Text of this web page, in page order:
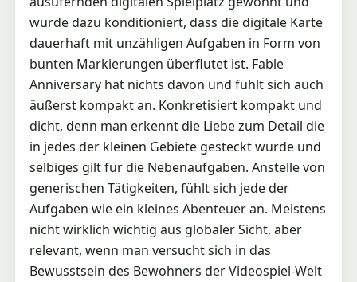
wurde dazu konditioniert, dass die digitale Karte
dauerhaft mit unzähligen Aufgaben in Form von
bunten Markierungen überflutet ist. Fable
Anniversary hat nichts davon und fühlt sich auch
äußerst kompakt an. Konkretisiert kompakt und
dicht, denn man erkennt die Liebe zum Detail die
in jedes der kleinen Gebiete gesteckt wurde und
selbiges gilt für die Nebenaufgaben. Anstelle von
generischen Tätigkeiten, fühlt sich jede der
Aufgaben wie ein kleines Abenteuer an. Meistens
nicht wirklich wichtig aus globaler Sicht, aber
relevant, wenn man versucht sich in das
Bewusstsein des Bewohners der Videospiel-Welt